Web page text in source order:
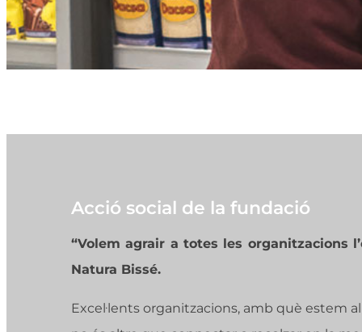
Acció social de la fundació
“Volem agrair a totes les organitzacions
Natura Bissé.
Excel·lents organitzacions, amb què estem